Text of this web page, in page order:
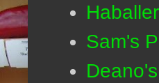
Sam's